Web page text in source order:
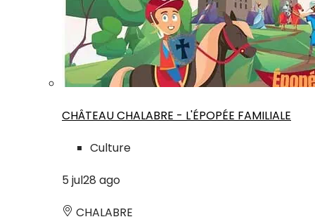
CHÂTEAU CHALABRE - L'ÉPOPÉE FAMILIALE
Culture
5 jul28 ago
CHALABRE